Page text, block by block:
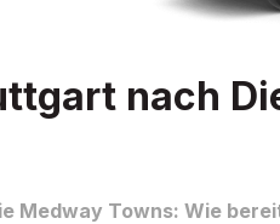
nach
Medway Towns: Wie